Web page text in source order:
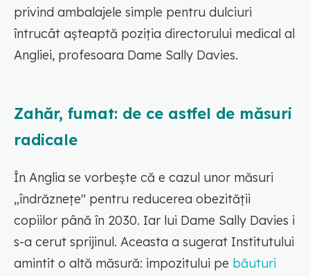
privind ambalajele simple pentru dulciuri
întrucât așteaptă poziția directorului medical al
Angliei, profesoara Dame Sally Davies.
Zahăr, fumat: de ce astfel de măsuri
radicale
În Anglia se vorbește că e cazul unor măsuri
„îndrăznețe" pentru reducerea obezității
copiilor până în 2030. Iar lui Dame Sally Davies i
s-a cerut sprijinul. Aceasta a sugerat Institutului
amintit o altă măsură: impozitului pe băuturi